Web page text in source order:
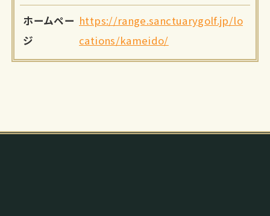
ホームペー
ジ
https://range.sanctuarygolf.jp/lo
cations/kameido/